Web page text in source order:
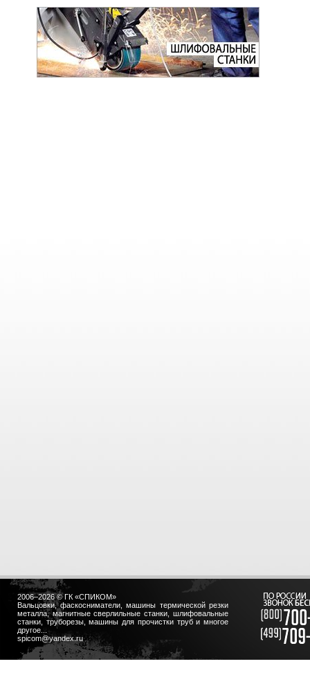
2006–2026 © ГК «СПИКОМ»
Вальцовки, фаскосниматели, машины термической резки
металла, магнитные сверлильные станки, шлифовальные
станки, труборезы, машины для прочистки труб и многое
другое...
spicom@yandex.ru